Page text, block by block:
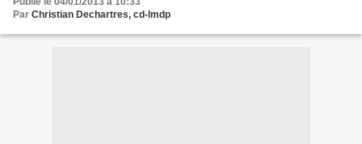
Par Christian Dechartres, cd-lmdp